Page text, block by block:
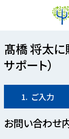
髙橋 将太に
サポート）
1. ご入力
お問い合わせ